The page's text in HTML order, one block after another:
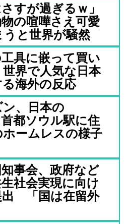
すが過ぎるｗ」
の喧嘩さえ可愛
うと世界が騒然
具に嵌って買い
界で人気な日本
海外の反応
、日本の
都ソウル駅に住
ームレスの様子
知事会、政府など
社会実現に向け
出 「国は在留外